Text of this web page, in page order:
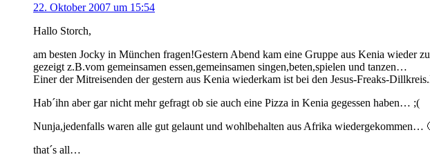
22. Oktober 2007 um 15:54
Hallo Storch,
am besten Jocky in München fragen!Gestern Abend kam eine Gruppe aus Kenia
gezeigt z.B.vom gemeinsamen essen,gemeinsamen singen,beten,spielen und tanzen…
Einer der Mitreisenden der gestern aus Kenia wiederkam ist bei den Jesus-Freaks-
Hab´ihn aber gar nicht mehr gefragt ob sie auch eine Pizza in Kenia gegessen haben… ;(
Nunja,jedenfalls waren alle gut gelaunt und wohlbehalten aus Afrika wiedergekommen…
that´s all…